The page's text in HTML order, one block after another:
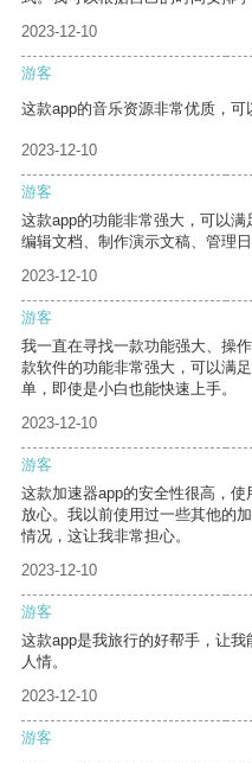
2023-12-10
游客
这款app的音乐资源非常优质，可
2023-12-10
游客
这款app的功能非常强大，可以
编辑文档、制作演示文稿、管理日
2023-12-10
游客
我一直在寻找一款功能强大、操
款软件的功能非常强大，可以满
单，即使是小白也能快速上手。
2023-12-10
游客
这款加速器app的安全性很高，
放心。我以前使用过一些其他的
情况，这让我非常担心。
2023-12-10
游客
这款app是我旅行的好帮手，让
人情。
2023-12-10
游客